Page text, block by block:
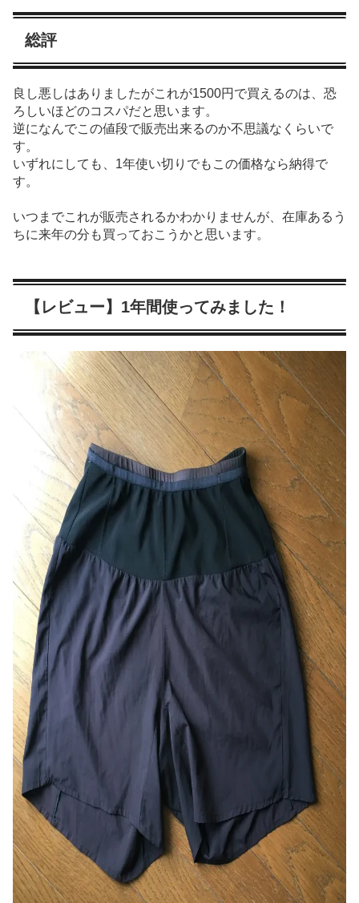
総評
良し悪しはありましたがこれが1500円で買えるのは、恐
ろしいほどのコスパだと思います。
逆になんでこの値段で販売出来るのか不思議なくらいで
す。
いずれにしても、1年使い切りでもこの価格なら納得で
す。
いつまでこれが販売されるかわかりませんが、在庫あるう
ちに来年の分も買っておこうかと思います。
【レビュー】1年間使ってみました！